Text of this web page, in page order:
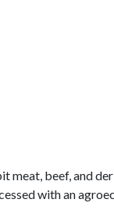
meat, beef, and
with an